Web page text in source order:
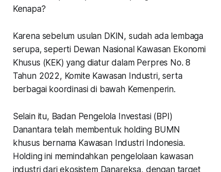
Kenapa?
Karena sebelum usulan DKIN, sudah ada lembaga
serupa, seperti Dewan Nasional Kawasan Ekonomi
Khusus (KEK) yang diatur dalam Perpres No. 8
Tahun 2022, Komite Kawasan Industri, serta
berbagai koordinasi di bawah Kemenperin.
Selain itu, Badan Pengelola Investasi (BPI)
Danantara telah membentuk holding BUMN
khusus bernama Kawasan Industri Indonesia.
Holding ini memindahkan pengelolaan kawasan
industri dari ekosistem Danareksa, dengan target